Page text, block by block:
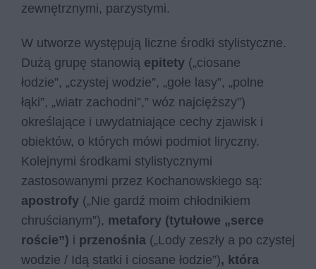
zewnętrznymi, parzystymi.
W utworze występują liczne środki stylistyczne.
Dużą grupę stanowią epitety („ciosane
łodzie”, „czystej wodzie”, „gołe lasy”, „polne
łąki”, „wiatr zachodni”,” wóz najcięższy”)
określające i uwydatniające cechy zjawisk i
obiektów, o których mówi podmiot liryczny.
Kolejnymi środkami stylistycznymi
zastosowanymi przez Kochanowskiego są:
apostrofy („Nie gardź moim chłodnikiem
chruścianym”), metafory (tytułowe „serce
roście”) i przenośnia („Lody zeszły a po czystej
wodzie / Idą statki i ciosane łodzie”), która